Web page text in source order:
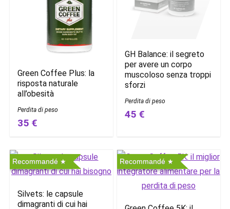
Green Coffee Plus: la
risposta naturale
all’obesità
Perdita di peso
35 €
GH Balance: il segreto
per avere un corpo
muscoloso senza troppi
sforzi
Perdita di peso
45 €
Recommandé
Silvets: le capsule
dimagranti di cui hai
Recommandé